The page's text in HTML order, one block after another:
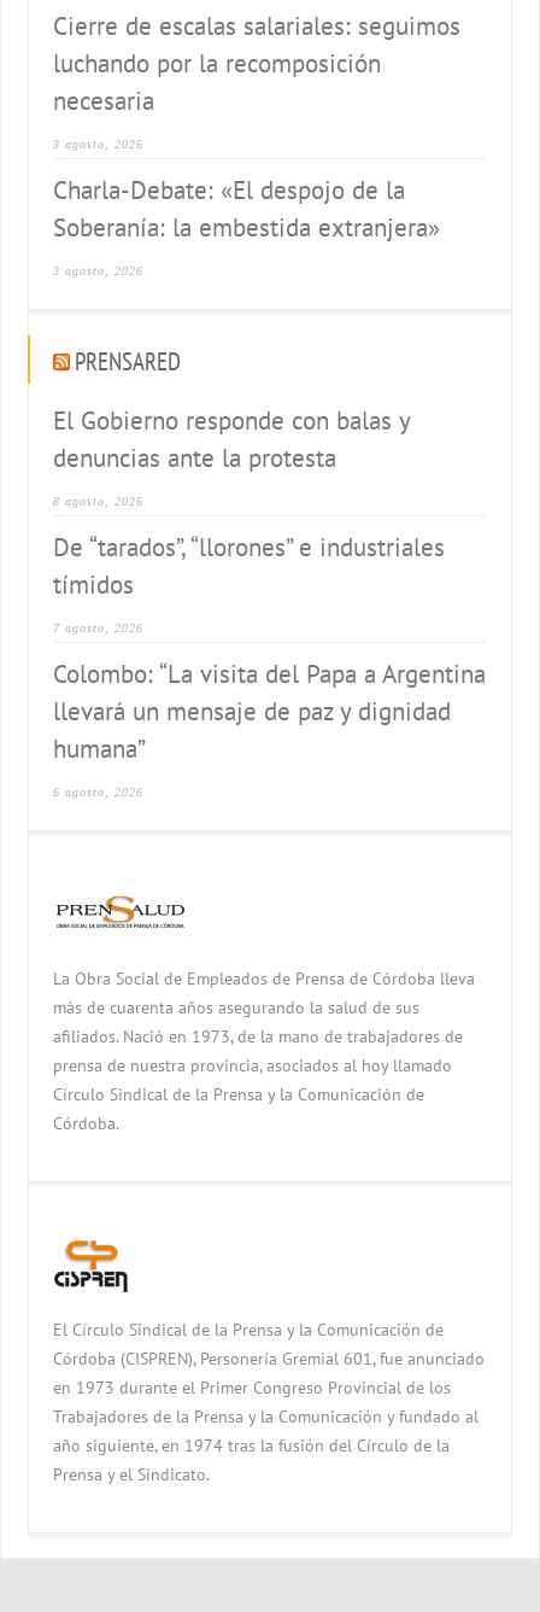
Cierre de escalas salariales: seguimos
luchando por la recomposición
necesaria
3 agosto, 2026
Charla-Debate: «El despojo de la
Soberanía: la embestida extranjera»
3 agosto, 2026
PRENSARED
El Gobierno responde con balas y
denuncias ante la protesta
8 agosto, 2026
De “tarados”, “llorones” e industriales
tímidos
7 agosto, 2026
Colombo: “La visita del Papa a Argentina
llevará un mensaje de paz y dignidad
humana”
6 agosto, 2026
La Obra Social de Empleados de Prensa de Córdoba lleva
más de cuarenta años asegurando la salud de sus
afiliados. Nació en 1973, de la mano de trabajadores de
prensa de nuestra provincia, asociados al hoy llamado
Círculo Sindical de la Prensa y la Comunicación de
Córdoba.
El Círculo Sindical de la Prensa y la Comunicación de
Córdoba (CISPREN), Personería Gremial 601, fue anunciado
en 1973 durante el Primer Congreso Provincial de los
Trabajadores de la Prensa y la Comunicación y fundado al
año siguiente, en 1974 tras la fusión del Círculo de la
Prensa y el Sindicato.